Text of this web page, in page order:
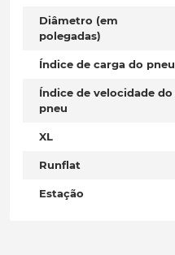
Diâmetro (em
polegadas)
Índice de carga do pneu
Índice de velocidade do
pneu
XL
Runflat
Estação